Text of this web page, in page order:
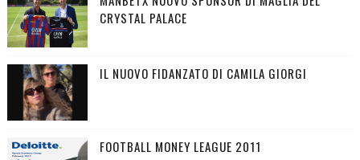
CRYSTAL PALACE
IL NUOVO FIDANZATO DI CAMILA GIORGI
FOOTBALL MONEY LEAGUE 2011